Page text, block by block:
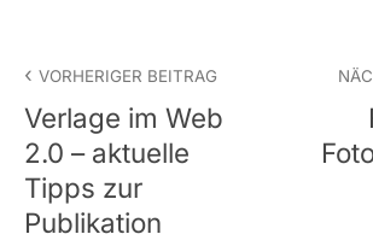
Navigation
VORHERIGER BEITRAG
Verlage im Web
2.0 – aktuelle
Tipps zur
Publikation